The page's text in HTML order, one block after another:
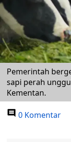
Pemerintah
sapi perah
Kementan.
0 Komentar